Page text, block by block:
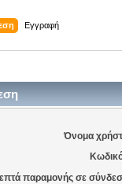
Εγγραφή
Όνομα
παραμονής σε